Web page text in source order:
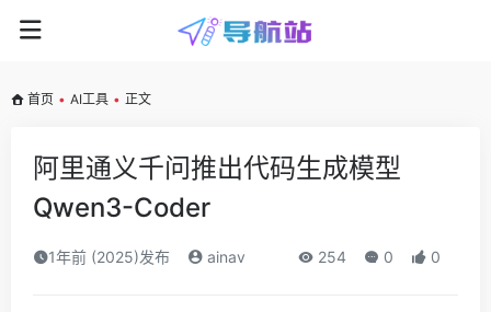
首页 • AI工具 • 正文
阿里通义千问推出代码生成模型
Qwen3-Coder
1年前 (2025)发布 ainav 254 0 0